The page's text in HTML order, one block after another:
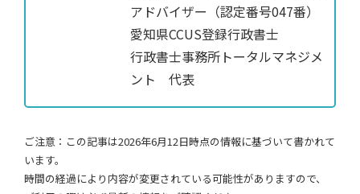
アドバイザー（認定番号047番）
愛知県CCUS登録行政書士
行政書士事務所トータルマネジメ
ント 代表
ご注意：この記事は2026年6月12日時点の情報に基づいて書かれて
います。
時間の経過により内容が変更されている可能性がありますので、